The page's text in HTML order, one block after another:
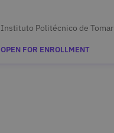
Instituto Politécnico de Tomar
OPEN FOR ENROLLMENT